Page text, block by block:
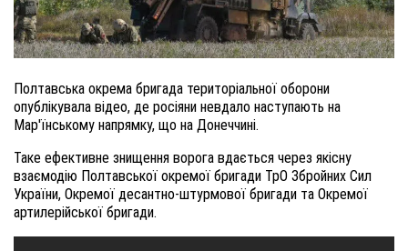
Полтавська окрема бригада територіальної оборони
опублікувала відео, де росіяни невдало наступають на
Мар'їнському напрямку, що на Донеччині.
Таке ефективне знищення ворога вдається через якісну
взаємодію Полтавської окремої бригади ТрО Збройних Сил
України, Окремої десантно-штурмової бригади та Окремої
артилерійської бригади.